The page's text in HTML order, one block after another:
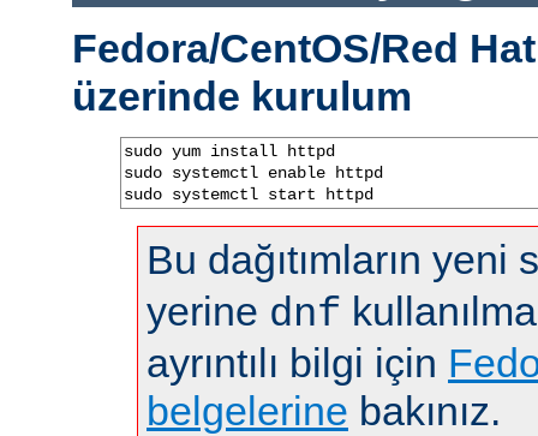
Fedora/CentOS/Red
üzerinde kurulum
sudo yum install httpd
sudo systemctl enable httpd
sudo systemctl start httpd
Bu dağıtımların
yerine dnf
ayrıntılı bilgi için
belgelerine bakınız.